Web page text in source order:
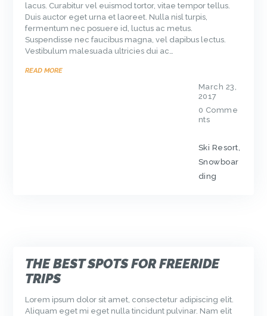
lacus. Curabitur vel euismod tortor, vitae tempor tellus.
Duis auctor eget urna et laoreet. Nulla nisl turpis,
fermentum nec posuere id, luctus ac metus.
Suspendisse nec faucibus magna, vel dapibus lectus.
Vestibulum malesuada ultricies dui ac…
READ MORE
March 23,
2017
0 Comme
nts
Ski Resort
Snowboar
ding
THE BEST SPOTS FOR FREERIDE
TRIPS
Lorem ipsum dolor sit amet, consectetur adipiscing elit.
Aliquam eget mi eget nulla tincidunt pulvinar. Nam elit